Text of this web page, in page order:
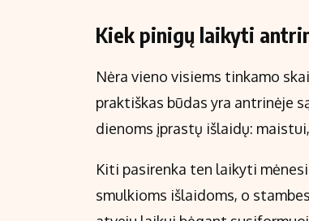
Kiek pinigų laikyti
Nėra vieno visiems tinkamo
praktiškas būdas yra antrinėje
dienoms įprastų išlaidų:
Kiti pasirenka ten laikyti
smulkioms išlaidoms, o